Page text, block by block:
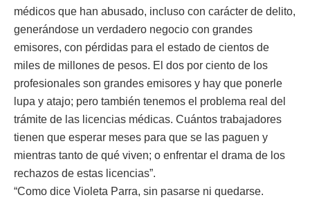
médicos que han abusado, incluso con carácter de delito,
generándose un verdadero negocio con grandes
emisores, con pérdidas para el estado de cientos de
miles de millones de pesos. El dos por ciento de los
profesionales son grandes emisores y hay que ponerle
lupa y atajo; pero también tenemos el problema real del
trámite de las licencias médicas. Cuántos trabajadores
tienen que esperar meses para que se las paguen y
mientras tanto de qué viven; o enfrentar el drama de los
rechazos de estas licencias”.
“Como dice Violeta Parra, sin pasarse ni quedarse.